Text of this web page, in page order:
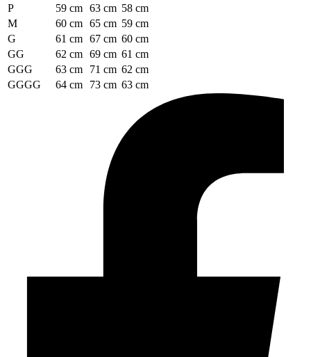
P
59 cm 63 cm 58 cm
M
60 cm 65 cm 59 cm
G
61 cm 67 cm 60 cm
GG
62 cm 69 cm 61 cm
GGG
63 cm 71 cm 62 cm
GGGG
64 cm 73 cm 63 cm